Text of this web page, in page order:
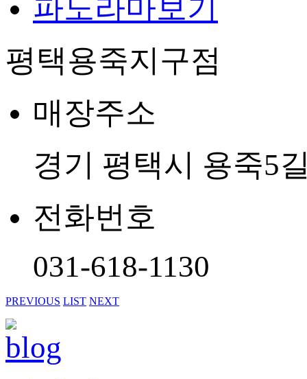
파노라마보기
평택용죽지구점
매장주소
경기 평택시 용죽5
전화번호
031-618-1130
PREVIOUS LIST NEXT